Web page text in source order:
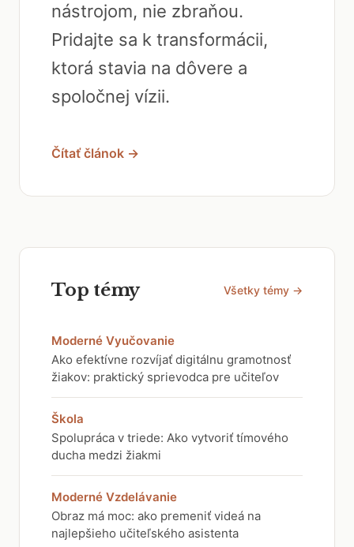
nástrojom, nie zbraňou.
Pridajte sa k transformácii,
ktorá stavia na dôvere a
spoločnej vízii.
Čítať článok →
Top témy Všetky témy →
Moderné Vyučovanie
Ako efektívne rozvíjať digitálnu gramotnosť
žiakov: praktický sprievodca pre učiteľov
Škola
Spolupráca v triede: Ako vytvoriť tímového
ducha medzi žiakmi
Moderné Vzdelávanie
Obraz má moc: ako premeniť videá na
najlepšieho učiteľského asistenta